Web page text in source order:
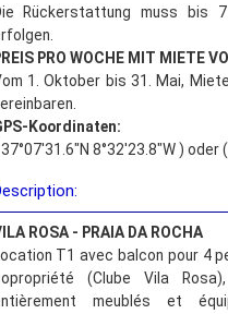
Rückerstattung muss bis
PRO WOCHE MIT MIETE
1. Oktober bis 31. Mai,
Koordinaten:
8°32'23.8"W )
ROSA - PRAIA DA ROCHA
T1 avec balcon pour 4
(Clube Vila
meublés et